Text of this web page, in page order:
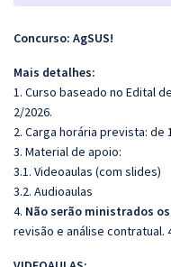
Concurso: AgSUS!
Mais detalhes:
1. Curso baseado no Edital
2/2026.
2. Carga horária prevista: de
3. Material de apoio:
3.1. Videoaulas (com slides)
3.2. Audioaulas
4. Não serão ministrados
revisão e análise contratual.